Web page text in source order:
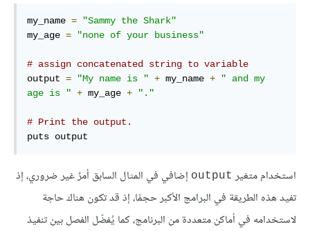
my_name =
"Sammy the Shark"
my_age = "none of your business"
# assign concatenated string to variable
output = "My name is " + my_name +
" and my
age is " + my_age + "."
# Print the output.
puts output
استخدام متغير output إضافي في المثال السابق أمرٌ غير ضروري، إذ
تفيد هذه الطريقة في البرامج الأكبر حجمًا، إذ قد تكون هناك حاجة
لاستخدامه في أماكن متعددة من البرنامج، كما يُفضّل الفصل بين تنفيذ